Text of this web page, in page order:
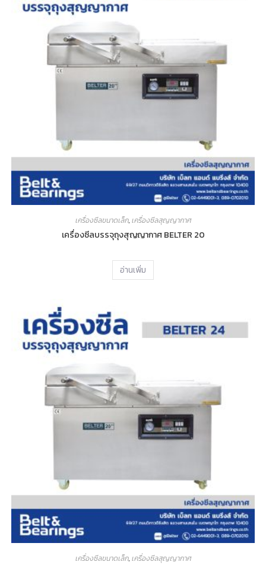
เครื่องซีลขนาดเล็ก,เครื่องซีลสุญญากาศ
เครื่องซีลบรรจุถุงสุญญากาศ BELTER 20
อ่านเพิ่ม
เครื่องซีลขนาดเล็ก,เครื่องซีลสุญญากาศ